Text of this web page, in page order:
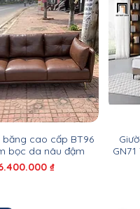
băng cao cấp BT96
bọc da nâu đậm
₫